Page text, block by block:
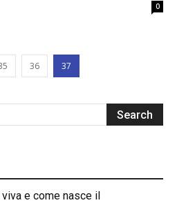
0
36 37
e come nasce il